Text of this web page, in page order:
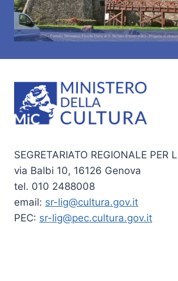
SEGRETARIATO REGIONALE PER
via Balbi 10, 16126 Genova
tel. 010 2488008
email: sr-lig@cultura.gov.it
PEC: sr-lig@pec.cultura.gov.it